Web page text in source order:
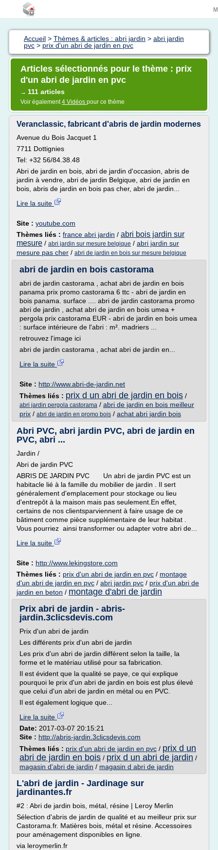
Accueil > Thèmes & articles : abri jardin > abri jardin
pvc > prix d'un abri de jardin en pvc
Articles sélectionnés pour le thème : prix
d'un abri de jardin en pvc
→ 111 articles
Voir également4 Vidéos pour ce thème
Veranclassic, fabricant d'abris de jardin modernes
Avenue du Bois Jacquet 1
7711 Dottignies
Tel: +32 56/84.38.48
Abri de jardin en bois, abri de jardin d'occasion, abris de
jardin à vendre, abri de jardin Belgique, abri de jardin en
bois, abris de jardin en bois pas cher, abri de jardin...
Lire la suite
Site : youtube.com
Thèmes liés : france abri jardin / abri bois jardin sur
mesure / abri jardin sur mesure belgique / abri jardin sur
mesure pas cher / abri de jardin en bois sur mesure belgique
abri de jardin en bois castorama
abri de jardin castorama , achat abri de jardin en bois
panama prix promo castorama 6 ttc - abri de jardin en
bois panama. surface .... abri de jardin castorama promo
abri de jardin , achat abri de jardin en bois umea +
pergola prix castorama EUR - abri de jardin en bois umea
: surface intérieure de l'abri : m². madriers ...
retrouvez l'image ici
abri de jardin castorama , achat abri de jardin en...
Lire la suite
Site : http://www.abri-de-jardin.net
Thèmes liés : prix d un abri de jardin en bois /
abri jardin pergola castorama / abri de jardin en bois meilleur
prix / abri de jardin en promo bois / achat abri jardin bois
Abri PVC, abri jardin PVC, abri de jardin en
PVC, abri ...
Jardin /
Abri de jardin PVC
ABRIS DE JARDIN PVC Un abri de jardin PVC est un
habitacle lié à la famille du mobilier de jardin . Il sert
généralement d'emplacement pour stockage ou lieu
d'entrepôt à la maison mais pas seulement.En effet,
certains de nos clientsparviennent à faire usage de ce
bâtiment comme pièce supplémentaire de leur habitat .
Vous pourriez ainsi transformer ou adapter votre abri de...
Lire la suite
Site : http://www.lekingstore.com
Thèmes liés : prix d'un abri de jardin en pvc / montage
d'un abri de jardin en pvc / abri jardin pvc / prix d'un abri de
jardin en beton / montage d'abri de jardin
Prix abri de jardin - abris-
jardin.3clicsdevis.com
Prix d'un abri de jardin
Les différents prix d'un abri de jardin
Les prix d'un abri de jardin diffèrent selon la taille, la
forme et le matériau utilisé pour sa fabrication.
Il est évident que la qualité se paye, ce qui explique
pourquoi le prix d'un abri de jardin en bois est plus élevé
que celui d'un abri de jardin en métal ou en PVC.
Il est également logique que...
Lire la suite
Date: 2017-03-07 20:15:21
Site : http://abris-jardin.3clicsdevis.com
Thèmes liés : prix d'un abri de jardin en pvc / prix d un
abri de jardin en bois / prix d un abri de jardin /
magasin d'abri de jardin / magasin d abri de jardin
L'abri de jardin - Jardinage sur
jardinantes.fr
#2 : Abri de jardin bois, métal, résine | Leroy Merlin
Sélection d'abris de jardin de qualité et au meilleur prix sur
Castorama.fr. Matières bois, métal et résine. Accessoires
pour aménagement disponibles en ligne.
via leroymerlin.fr